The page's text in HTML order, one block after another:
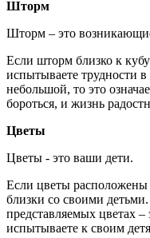
Шторм
Шторм – это
Если шторм близко к
испытываете трудности
небольшой, то это
бороться, и жизнь
Цветы
Цветы - это ваши дети.
Если цветы расположены
близки со своими
представляемых цветах –
испытываете к своим